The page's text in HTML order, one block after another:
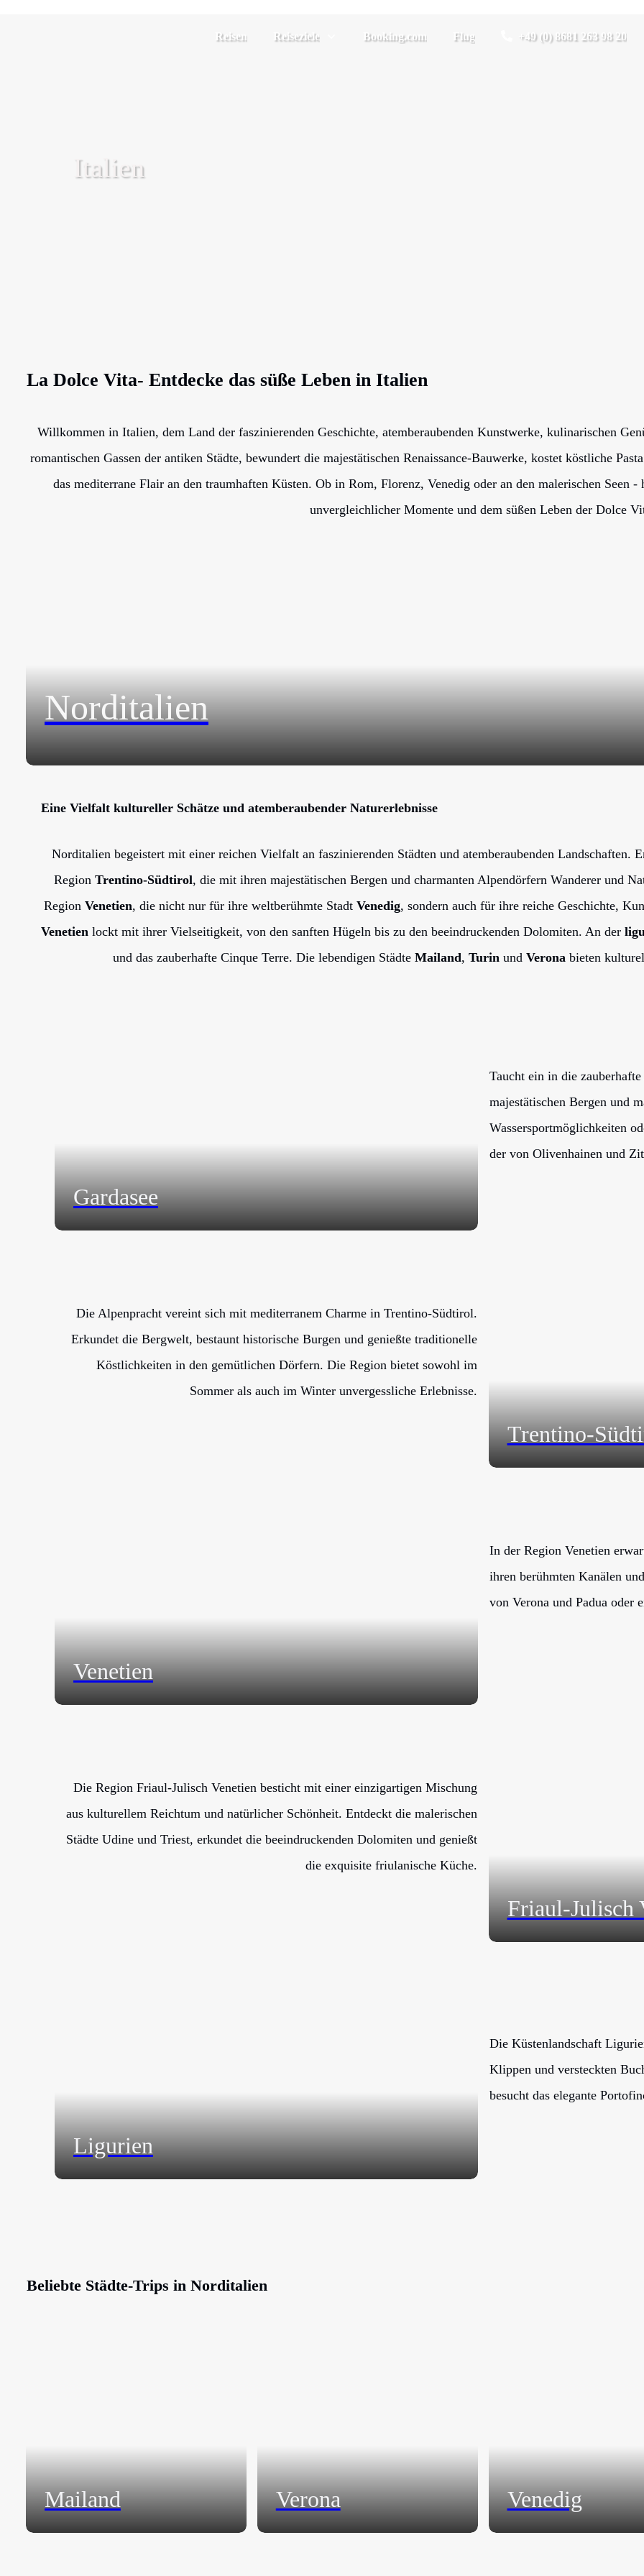
Reisen Reiseziele Booking.com Flug +49 (0) 8681 263 98 20
Italien
La Dolce Vita- Entdecke das süße Leben in Italien
Willkommen in Italien, dem Land der faszinierenden Geschichte, atemberaubenden Kunstwerke, kulinarischen
romantischen Gassen der antiken Städte, bewundert die majestätischen Renaissance-Bauwerke, kostet köstliche
das mediterrane Flair an den traumhaften Küsten. Ob in Rom, Florenz, Venedig oder an den malerischen Seen
unvergleichlicher Momente und dem süßen Leben der Dolce
Norditalien
Eine Vielfalt kultureller Schätze und atemberaubender Naturerlebnisse
Norditalien begeistert mit einer reichen Vielfalt an faszinierenden Städten und atemberaubenden Landschaften.
Region Trentino-Südtirol, die mit ihren majestätischen Bergen und charmanten Alpendörfern Wanderer und
Region Venetien, die nicht nur für ihre weltberühmte Stadt Venedig, sondern auch für ihre reiche Geschichte,
Venetien lockt mit ihrer Vielseitigkeit, von den sanften Hügeln bis zu den beeindruckenden Dolomiten. An der
und das zauberhafte Cinque Terre. Die lebendigen Städte Mailand, Turin und Verona bieten
Gardasee
Taucht ein in die
majestätischen Bergen und
Wassersportmöglichkeiten
der von Olivenhainen und
Die Alpenpracht vereint sich mit mediterranem Charme in Trentino-Südtirol.
Erkundet die Bergwelt, bestaunt historische Burgen und genießte traditionelle
Köstlichkeiten in den gemütlichen Dörfern. Die Region bietet sowohl im
Sommer als auch im Winter unvergessliche Erlebnisse.
Trentino-
Venetien
In der Region Venetien
ihren berühmten Kanälen
von Verona und Padua oder
Die Region Friaul-Julisch Venetien besticht mit einer einzigartigen Mischung
aus kulturellem Reichtum und natürlicher Schönheit. Entdeckt die malerischen
Städte Udine und Triest, erkundet die beeindruckenden Dolomiten und genießt
die exquisite friulanische Küche.
Friaul-Julisch
Ligurien
Die Küstenlandschaft
Klippen und versteckten
besucht das elegante
Beliebte Städte-Trips in Norditalien
Mailand Verona Venedig